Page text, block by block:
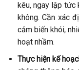
kêu, ngay lập tức
không. Cần xác
cảm biến khói,
hoạt nhầm.
Thực hiện kế